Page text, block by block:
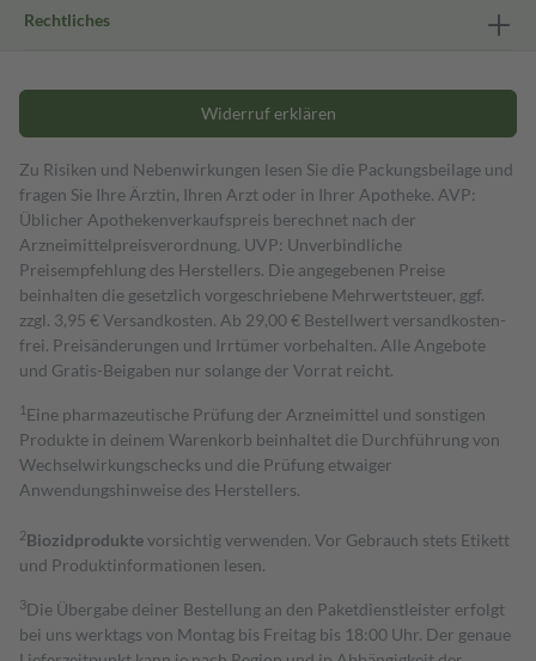
Rechtliches
Widerruf erklären
Zu Risiken und Nebenwirkungen lesen Sie die Packungsbeilage und
fragen Sie Ihre Ärztin, Ihren Arzt oder in Ihrer Apotheke. AVP:
Üblicher Apothekenverkaufspreis berechnet nach der
Arzneimittelpreisverordnung. UVP: Unverbindliche
Preisempfehlung des Herstellers. Die angegebenen Preise
beinhalten die gesetzlich vorgeschriebene Mehrwertsteuer, ggf.
zzgl. 3,95 € Versandkosten. Ab 29,00 € Bestell­wert versand­kosten­
frei. Preisänderungen und Irrtümer vorbehalten. Alle Angebote
und Gratis-Beigaben nur solange der Vorrat reicht.
1 Eine pharmazeutische Prüfung der Arzneimittel und sonstigen
Produkte in deinem Warenkorb beinhaltet die Durchführung von
Wechselwirkungschecks und die Prüfung etwaiger
Anwendungshinweise des Herstellers.
2Biozidproduktevorsichtig verwenden. Vor Gebrauch stets Etikett
und Produktinformationen lesen.
3Die Übergabe deiner Bestellung an den Paketdienstleister erfolgt
bei uns werktags von Montag bis Freitag bis 18:00 Uhr. Der genaue